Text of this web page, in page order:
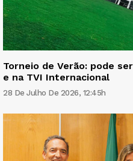
Torneio de Verão: pode
e na TVI Internacional
28 De Julho De 2026, 12:45h